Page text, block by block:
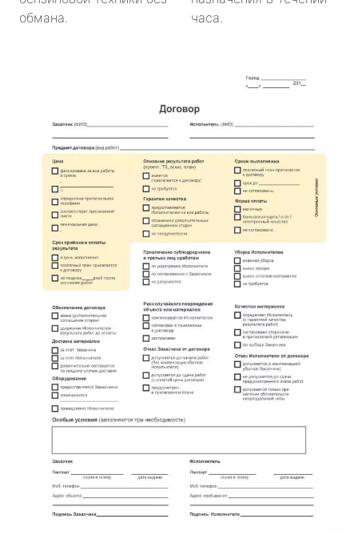
обмана.
часа.